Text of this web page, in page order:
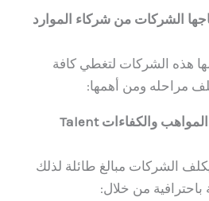
الشركات من شركاء الموارد
هذه الشركات لتغطي كافة
مراحله ومن أهمها:
أولا: استقطاب وتوظيف المواهب والكفاءات Talent
الشركات مبالغ طائلة لذلك
باحترافية من خلال: